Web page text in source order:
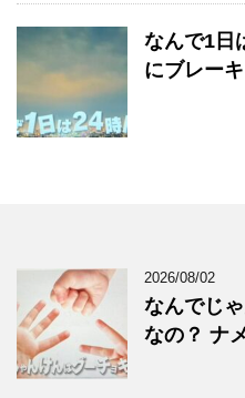
なんで1日
にブレー
2026/08/02
なんでじ
なの？ ナ